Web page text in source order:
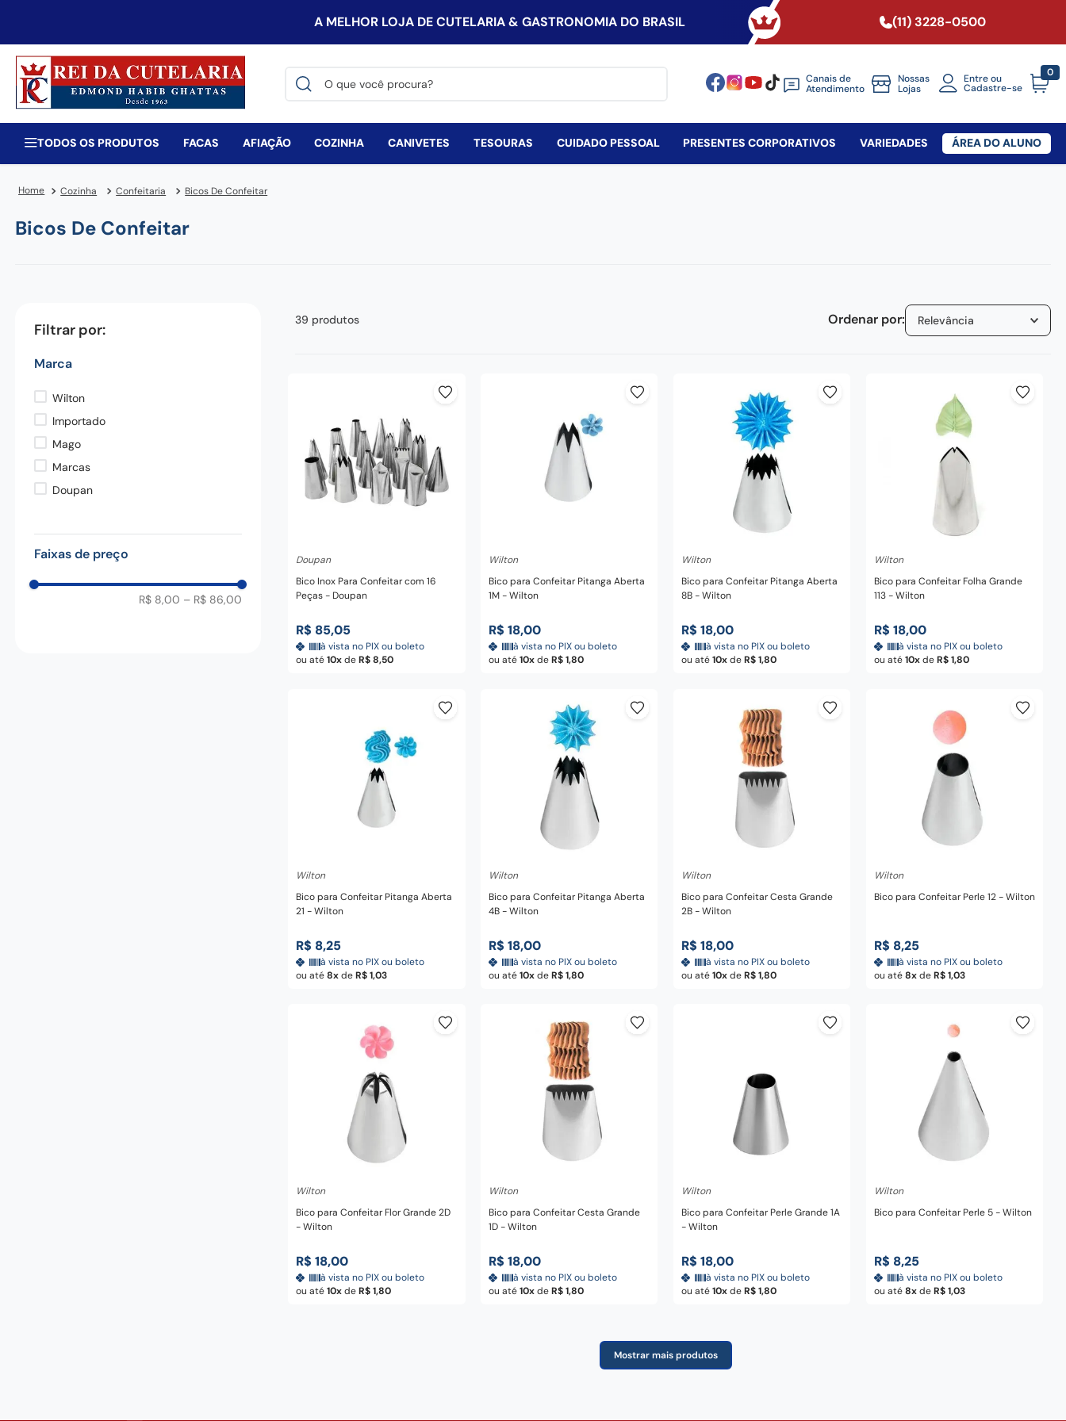
A MELHOR LOJA DE CUTELARIA & GASTRONOMIA DO BRASIL (11) 3228-0500
O que você procura?
Canais de
Atendimento
Nossas
Lojas
Entre ou
Cadastre-se
0
TODOS OS PRODUTOS FACAS AFIAÇÃO COZINHA CANIVETES TESOURAS CUIDADO PESSOAL PRESENTES CORPORATIVOS VARIEDADES ÁREA DO ALUNO
Cozinha Confeitaria Bicos De Confeitar
Bicos De Confeitar
Marca
Wilton
Importado
Mago
Marcas
Doupan
Faixas de preço
R$ 8,00 – R$ 86,00
39 produtos Relevância
Doupan
Bico Inox Para Confeitar com 16
Peças - Doupan
R$ 85,05
à vista no PIX ou boleto
ou até10 deR$ 8,50
Wilton
Bico para Confeitar Pitanga Aberta
1M - Wilton
R$ 18,00
à vista no PIX ou boleto
ou até10 deR$ 1,80
Adicionar ao carrinho
Wilton
Bico para Confeitar Pitanga Aberta
8B - Wilton
R$ 18,00
à vista no PIX ou boleto
ou até10 deR$ 1,80
Adicionar ao carrinho
Wilton
Bico para Confeitar Folha Grande
113 - Wilton
R$ 18,00
à vista no PIX ou boleto
ou até10 deR$ 1,80
Wilton
Bico para Confeitar Pitanga Aberta
21 - Wilton
R$ 8,25
à vista no PIX ou boleto
ou até8 deR$ 1,03
Adicionar ao carrinho
Wilton
Bico para Confeitar Pitanga Aberta
4B - Wilton
R$ 18,00
à vista no PIX ou boleto
ou até10 deR$ 1,80
Adicionar ao carrinho
Wilton
Bico para Confeitar Cesta Grande
2B - Wilton
R$ 18,00
à vista no PIX ou boleto
ou até10 deR$ 1,80
Adicionar ao carrinho
Wilton
Bico para Confeitar Perle 12 - Wilton
R$ 8,25
à vista no PIX ou boleto
ou até8 deR$ 1,03
Adicionar ao carrinho
Wilton
Bico para Confeitar Flor Grande 2D
- Wilton
R$ 18,00
à vista no PIX ou boleto
ou até10 deR$ 1,80
Adicionar ao carrinho
Wilton
Bico para Confeitar Cesta Grande
1D - Wilton
R$ 18,00
à vista no PIX ou boleto
ou até10 deR$ 1,80
Wilton
Bico para Confeitar Perle Grande 1A
- Wilton
R$ 18,00
à vista no PIX ou boleto
ou até10 deR$ 1,80
Adicionar ao carrinho
Wilton
Bico para Confeitar Perle 5 - Wilton
R$ 8,25
à vista no PIX ou boleto
ou até8 deR$ 1,03
1 victorinox
3º canivete
4º espada